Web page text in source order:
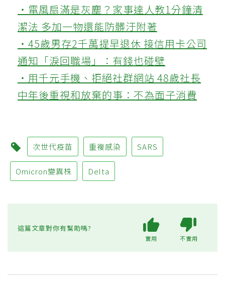
‧電風扇滿是灰塵？家事達人教1分鐘清
潔法 多加一物還能防髒汙附著
‧45歲男存2千萬提早退休 接信用卡公司
通知「淚回職場」：有錢也碰壁
‧用千元手機、拒絕社群網站 48歲社長
中年後重視和放棄的事：不為面子消費
次世代疫苗 重複感染 SARS
Omicron變異株 Delta
這篇文章對你有幫助嗎?
實用 不實用